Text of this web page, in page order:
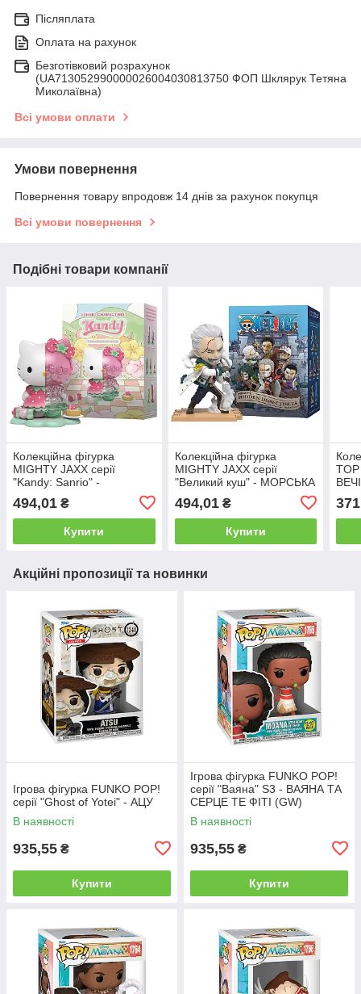
Післяплата
Оплата на рахунок
Безготівковий розрахунок
(UA713052990000026004030813750 ФОП Шклярук Тетяна
Миколаївна)
Всі умови оплати
Умови повернення
Повернення товару впродовж 14 днів за рахунок покупця
Всі умови повернення
Подібні товари компанії
Колекційна фігурка
MIGHTY JAXX серії
"Kandy: Sanrio" -
КВІТКОВЕ СНОВИДІННЯ
(в ас., у дисп.)
494,01 ₴
Купити
Колекційна фігурка
MIGHTY JAXX серії
"Великий куш" - МОРСЬКА
494,01₴
Купити
TOP
Акційні пропозиції та новинки
Ігрова фігурка FUNKO POP!
серії "Ghost of Yotei" - АЦУ
В наявності
935,55 ₴
Купити
Ігрова фігурка FUNKO POP!
серії "Ваяна" S3 - ВАЯНА ТА
СЕРЦЕ ТЕ ФІТІ (GW)
В наявності
935,55 ₴
Купити